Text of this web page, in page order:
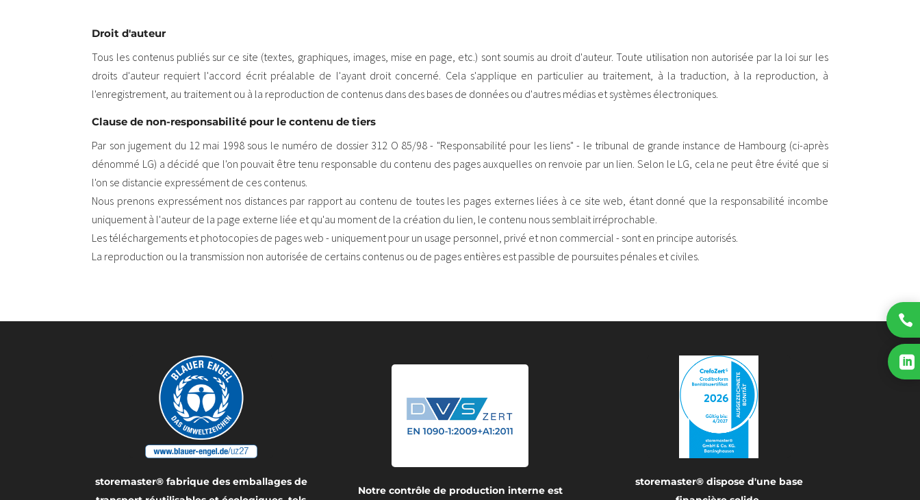
Droit d'auteur
Tous les contenus publiés sur ce site (textes, graphiques, images, mise en page, etc.) sont soumis au droit d'auteur. Toute utilisation non autorisée par la loi sur les
droits d'auteur requiert l'accord écrit préalable de l'ayant droit concerné. Cela s'applique en particulier au traitement, à la traduction, à la reproduction, à
l'enregistrement, au traitement ou à la reproduction de contenus dans des bases de données ou d'autres médias et systèmes électroniques.
Clause de non-responsabilité pour le contenu de tiers
Par son jugement du 12 mai 1998 sous le numéro de dossier 312 O 85/98 - "Responsabilité pour les liens" - le tribunal de grande instance de Hambourg (ci-après
dénommé LG) a décidé que l'on pouvait être tenu responsable du contenu des pages auxquelles on renvoie par un lien. Selon le LG, cela ne peut être évité que si
l'on se distancie expressément de ces contenus.
Nous prenons expressément nos distances par rapport au contenu de toutes les pages externes liées à ce site web, étant donné que la responsabilité incombe
uniquement à l'auteur de la page externe liée et qu'au moment de la création du lien, le contenu nous semblait irréprochable.
Les téléchargements et photocopies de pages web - uniquement pour un usage personnel, privé et non commercial - sont en principe autorisés.
La reproduction ou la transmission non autorisée de certains contenus ou de pages entières est passible de poursuites pénales et civiles.
storemaster® fabrique des emballages de
Notre contrôle de production interne est
storemaster® dispose d'une base

